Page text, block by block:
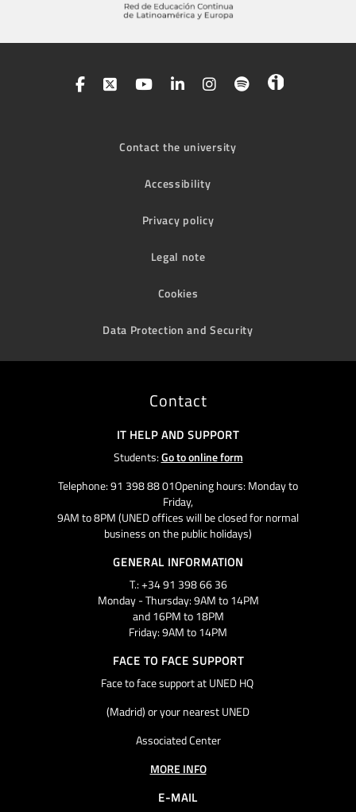
Contact the university
Accessibility
Privacy policy
Legal note
Cookies
Data Protection and Security
Contact
IT HELP AND SUPPORT
Students:Go to online form
Telephone: 91 398 88 01Opening hours: Monday to
Friday,
9AM to 8PM (UNED offices will be closed for normal
business on the public holidays)
GENERAL INFORMATION
T.: +34 91 398 66 36
Monday - Thursday: 9AM to 14PM
and 16PM to 18PM
Friday: 9AM to 14PM
FACE TO FACE SUPPORT
Face to face support at UNED HQ
(Madrid) or your nearest UNED
Associated Center
MORE INFO
E-MAIL